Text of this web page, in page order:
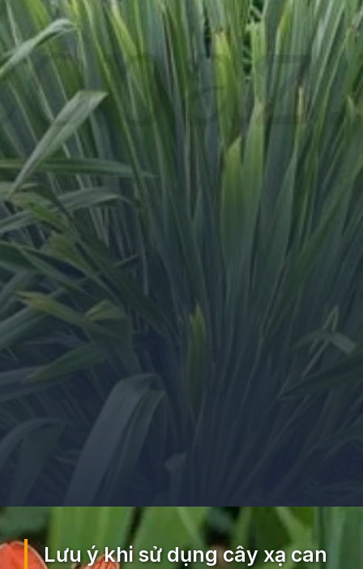
https://ocopaz.vn/xa-can-404
Lưu ý khi sử dụng cây xạ can